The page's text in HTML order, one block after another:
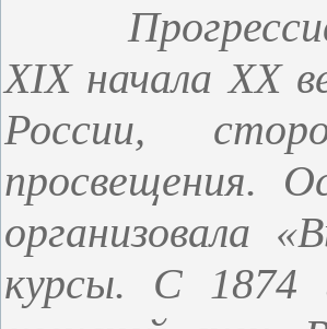
XIX начала XX
России,
просвещения.
организовала
курсы. С 1874